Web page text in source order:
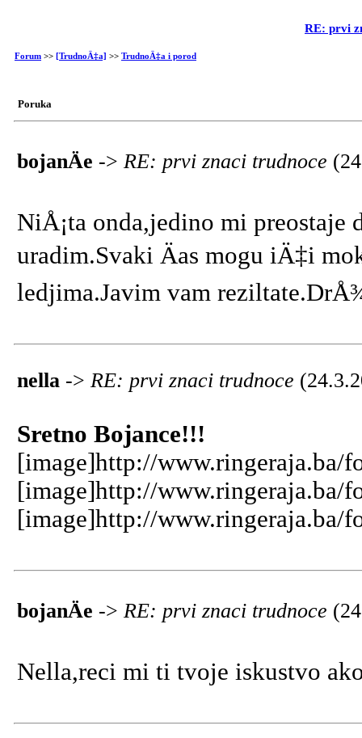
RE: prvi
Forum >> [TrudnoÄ‡a] >> TrudnoÄ‡a i porod
Poruka
bojanÄe -> RE: prvi znaci trudnoce
NiÅ¡ta onda,jedino mi preostaje
uradim.Svaki Äas mogu iÄ‡i
ledjima.Javim vam
nella -> RE: prvi znaci trudnoce
Sretno Bojance!!!
[image]http://www.ringeraja.ba/
[image]http://www.ringeraja.ba/
[image]http://www.ringeraja.ba/
bojanÄe -> RE: prvi znaci trudnoce
Nella,reci mi ti tvoje iskustvo